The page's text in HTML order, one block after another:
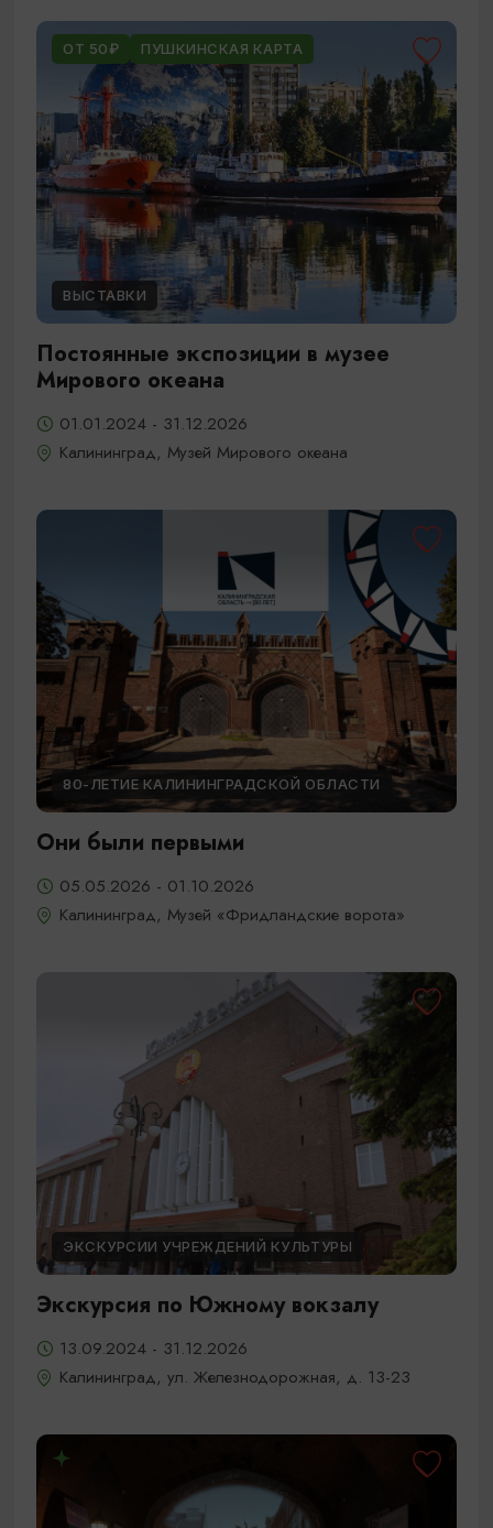
ОТ 50₽ ПУШКИНСКАЯ КАРТА
ВЫСТАВКИ
Постоянные экспозиции в музее
Мирового океана
01.01.2024 - 31.12.2026
Калининград, Музей Мирового океана
80-ЛЕТИЕ КАЛИНИНГРАДСКОЙ ОБЛАСТИ
Они были первыми
05.05.2026 - 01.10.2026
Калининград, Музей «Фридландские ворота»
ЭКСКУРСИИ УЧРЕЖДЕНИЙ КУЛЬТУРЫ
Экскурсия по Южному вокзалу
13.09.2024 - 31.12.2026
Калининград, ул. Железнодорожная, д. 13-23